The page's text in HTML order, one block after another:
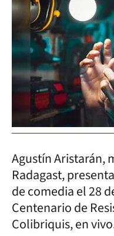
Agustín Aristarán,
Radagast,
de comedia el 28
Centenario de
Colibriquis, en